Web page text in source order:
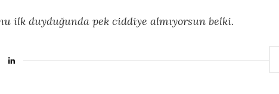
ilk duyduğunda pek ciddiye almıyorsun belki.